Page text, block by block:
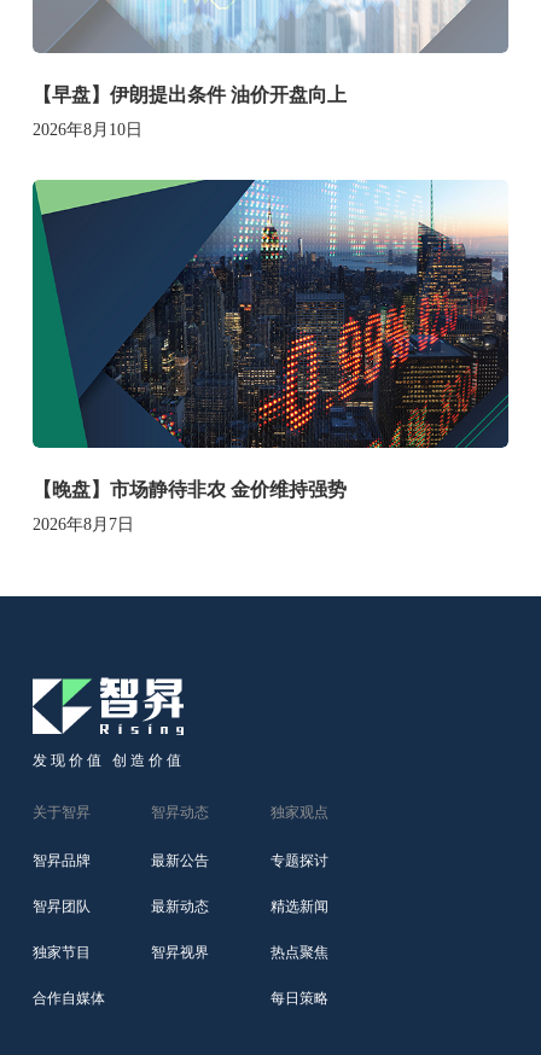
【早盘】伊朗提出条件 油价开盘向上
2026年8月10日
【晚盘】市场静待非农 金价维持强势
2026年8月7日
发现价值 创造价值
关于智昇
智昇品牌
智昇团队
独家节目
合作自媒体
智昇动态
最新公告
最新动态
智昇视界
独家观点
专题探讨
精选新闻
热点聚焦
每日策略